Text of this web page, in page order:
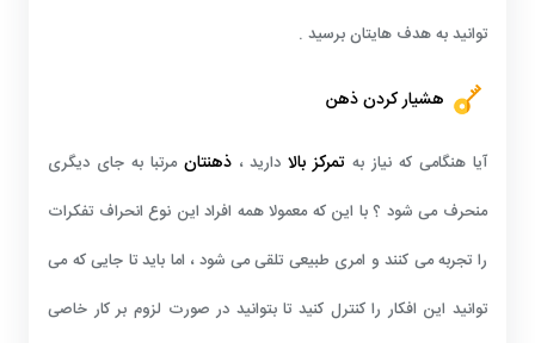
توانید به هدف هایتان برسید .
هشیار کردن ذهن
آیا هنگامی که نیاز به تمرکز بالادارید ، ذهنتانمرتبا به جای دیگری
منحرف می شود ؟ با این که معمولا همه افراد این نوع انحراف تفکرات
را تجربه می کنند و امری طبیعی تلقی می شود ، اما باید تا جایی که می
توانید این افکار را کنترل کنید تا بتوانید در صورت لزوم بر کار خاصی